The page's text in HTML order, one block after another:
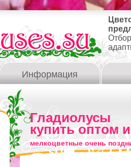
Информация
Гладиолусы
купить оптом
мелкоцветные очень